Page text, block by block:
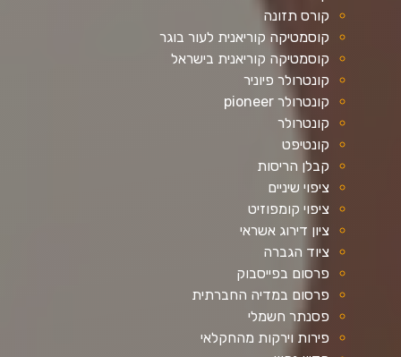
קורס תזונה
קוסמטיקה קוריאנית לעור בוגר
קוסמטיקה קוריאנית בישראל
קונטרולר פיוניר
קונטרולר pioneer
קונטרולר
קונטיפט
קבלן הריסות
ציפוי שיניים
ציפוי קומפוזיט
ציון דירוג אשראי
ציוד הגברה
פרסום בפייסבוק
פרסום במדיה החברתית
פסנתר חשמלי
פירות וירקות מהחקלאי